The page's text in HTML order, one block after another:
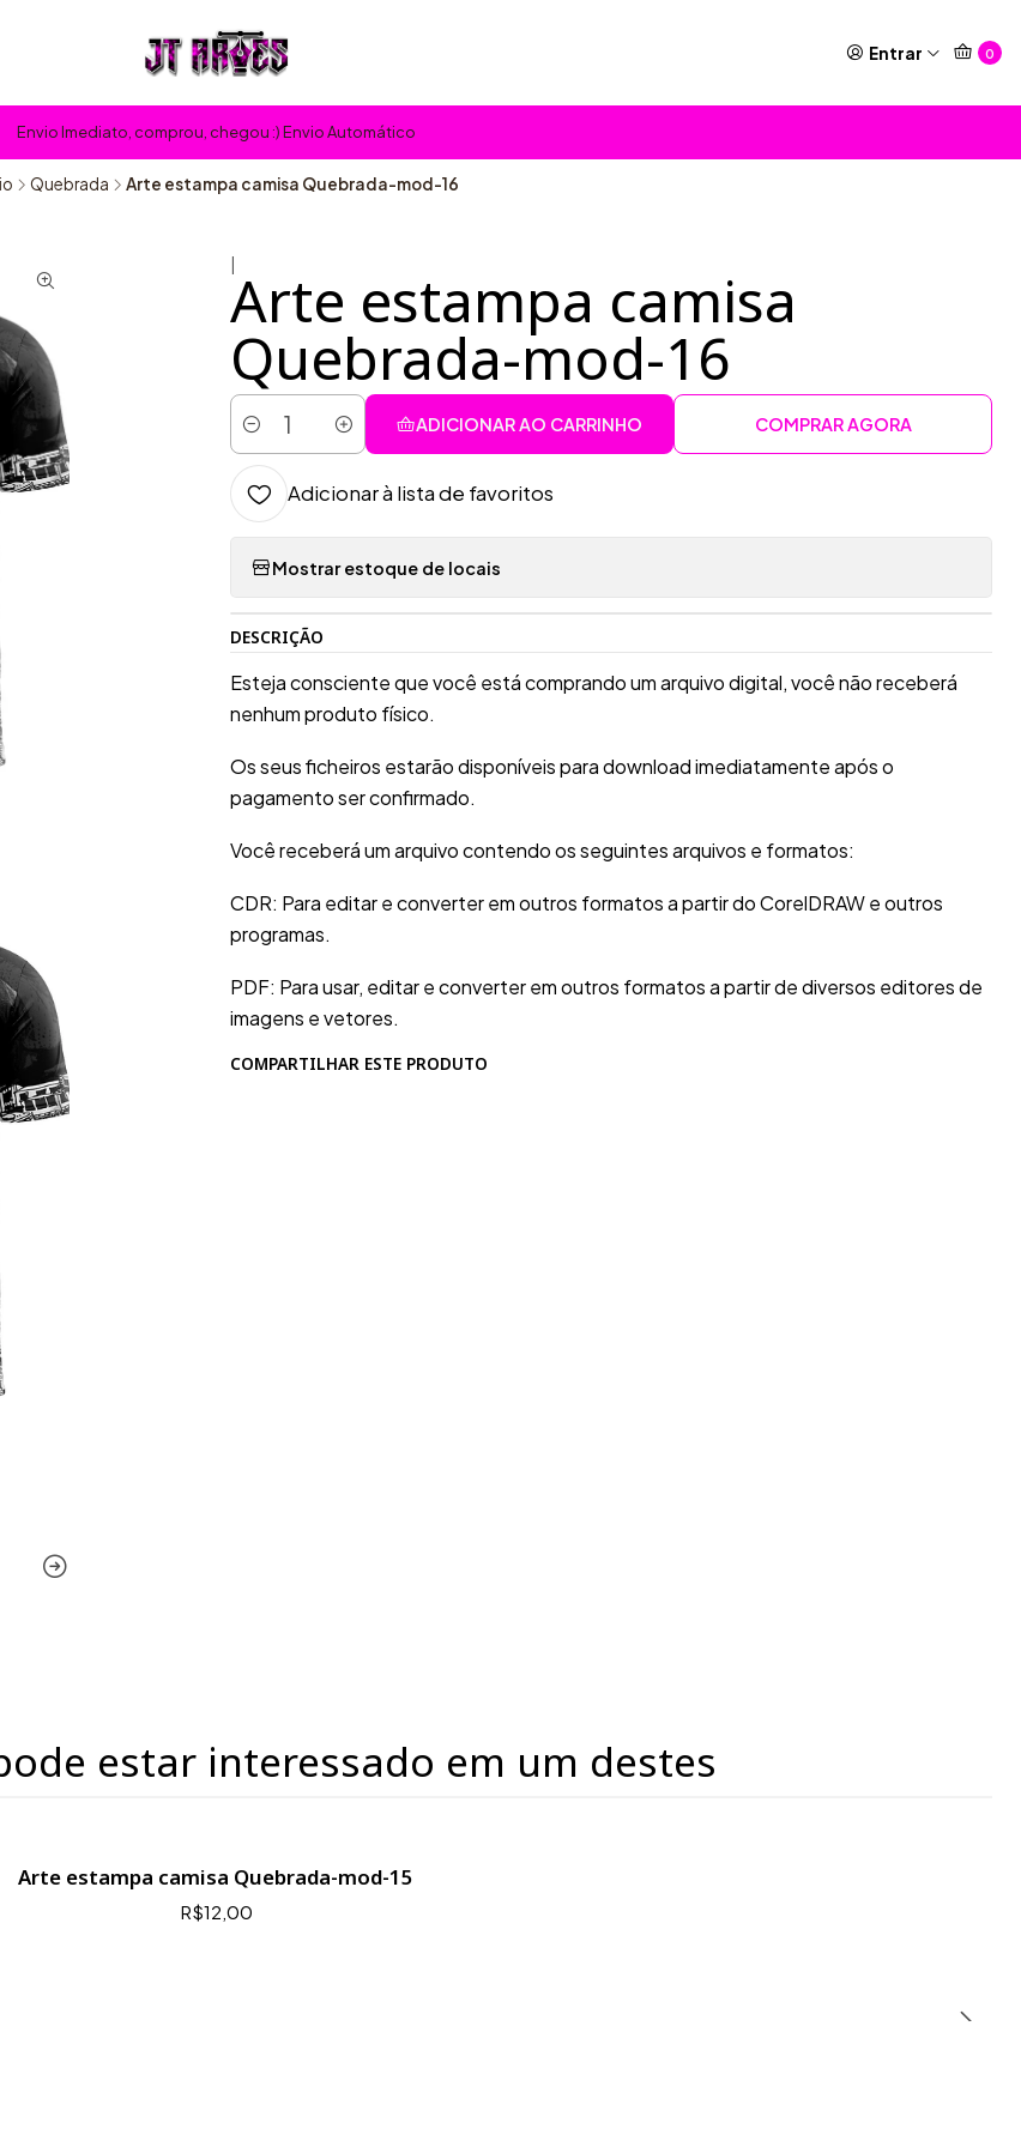
Entrar 0
Envio Imediato, comprou, chegou :) Envio Automático
Quebrada Arte estampa camisa Quebrada-mod-16
Arte estampa camisa
Quebrada-mod-16
Quantidade
ADICIONAR AO CARRINHO COMPRAR AGORA
Adicionar à lista de favoritos
Mostrar estoque de locais
DESCRIÇÃO
Esteja consciente que você está comprando um arquivo digital, você não receberá
nenhum produto físico.
Os seus ficheiros estarão disponíveis para download imediatamente após o
pagamento ser confirmado.
Você receberá um arquivo contendo os seguintes arquivos e formatos:
CDR: Para editar e converter em outros formatos a partir do CorelDRAW e outros
programas.
PDF: Para usar, editar e converter em outros formatos a partir de diversos editores de
imagens e vetores.
COMPARTILHAR ESTE PRODUTO
estar interessado em um destes
Arte estampa camisa Quebrada-mod-15
R$12,00